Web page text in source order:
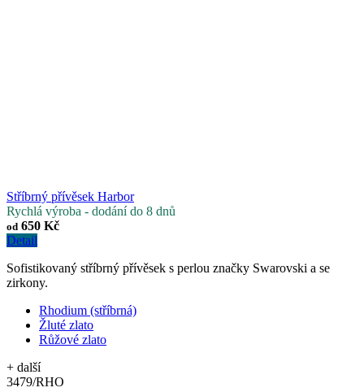
Stříbrný přívěsek Harbor
Rychlá výroba - dodání do 8 dnů
od 650 Kč
Detail
Sofistikovaný stříbrný přívěsek s perlou značky Swarovski a se
zirkony.
Rhodium (stříbrná)
Žluté zlato
Růžové zlato
+ další
3479/RHO